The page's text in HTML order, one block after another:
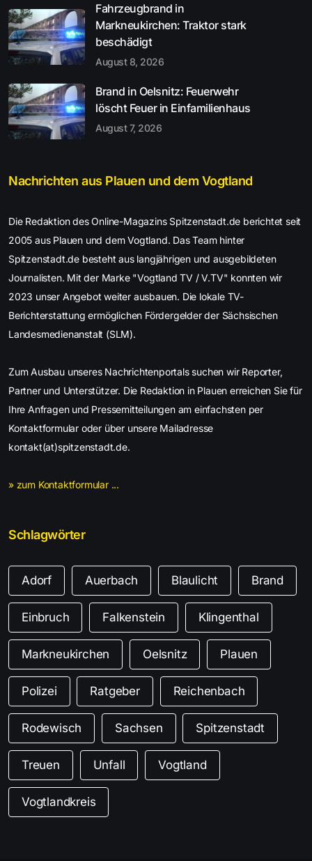
Fahrzeugbrand in
Markneukirchen: Traktor stark
beschädigt
August 8, 2026
Brand in Oelsnitz: Feuerwehr
löscht Feuer in Einfamilienhaus
August 7, 2026
Nachrichten aus Plauen und dem Vogtland
Die Redaktion des Online-Magazins Spitzenstadt.de berichtet seit
2005 aus Plauen und dem Vogtland. Das Team hinter
Spitzenstadt.de besteht aus langjährigen und ausgebildeten
Journalisten. Mit der Marke "Vogtland TV / V.TV" konnten wir
2023 unser Angebot weiter ausbauen. Die lokale TV-
Berichterstattung ermöglichen Fördergelder der Sächsischen
Landesmedienanstalt (SLM).
Zum Ausbau unseres Nachrichtenportals suchen wir Reporter,
Partner und Unterstützer. Die Redaktion in Plauen erreichen Sie für
Ihre Anfragen und Pressemitteilungen am einfachsten per
Kontaktformular oder über unsere Mailadresse
kontakt(at)spitzenstadt.de.
» zum Kontaktformular ...
Schlagwörter
Adorf Auerbach Blaulicht Brand
Einbruch Falkenstein Klingenthal
Markneukirchen Oelsnitz Plauen
Polizei Ratgeber Reichenbach
Rodewisch Sachsen Spitzenstadt
Treuen Unfall Vogtland
Vogtlandkreis